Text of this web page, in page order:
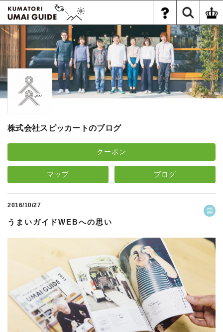
株式会社スピッカートのブログ
クーポン
マップ ブログ
2016/10/27
うまいガイドWEBへの思い